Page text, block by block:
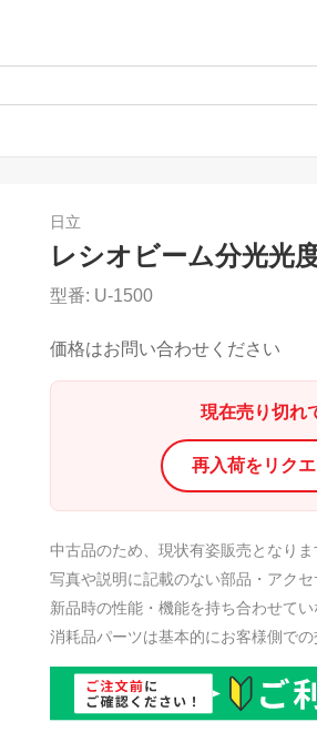
日立
レシオビーム分光光
型番: U-1500
価格はお問い合わせください
現在売り切れ
再入荷をリクエ
中古品のため、現状有姿販売となりま
写真や説明に記載のない部品・アクセ
新品時の性能・機能を持ち合わせて
消耗品パーツは基本的にお客様側での